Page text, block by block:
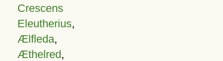
Crescens
Eleutherius,
Ælfleda,
Æthelred,